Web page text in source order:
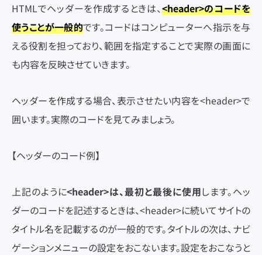
HTMLでヘッダーを作成するときは、<header>のコードを
使うことが一般的です。コードはコンピューターへ指示を与
える役割を担っており、範囲を指定することで実際の画面に
も内容を反映させていきます。
ヘッダーを作成する場合、表示させたい内容を<header>で
囲います。実際のコードを見てみましょう。
【ヘッダーのコード例】
上記のように<header>は、最初と最後に使用します。ヘッ
ダーのコードを記述するときは、<header>に続いてサイトの
タイトル名を記載するのが一般的です。タイトルの次は、ナビ
ゲーションメニューの設定をおこないます。設定をおこなうと